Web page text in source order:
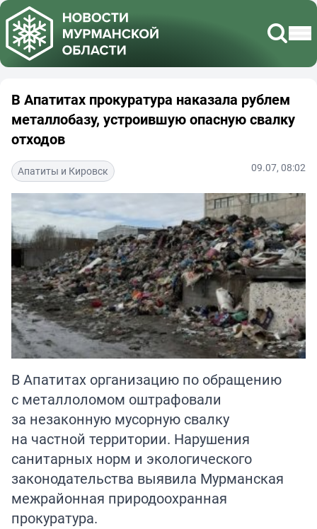
В Апатитах прокуратура наказала рублем
металлобазу, устроившую опасную свалку
отходов
Апатиты и Кировск 09.07, 08:02
В Апатитах организацию по обращению
с металлоломом оштрафовали
за незаконную мусорную свалку
на частной территории. Нарушения
санитарных норм и экологического
законодательства выявила Мурманская
межрайонная природоохранная
прокуратура.